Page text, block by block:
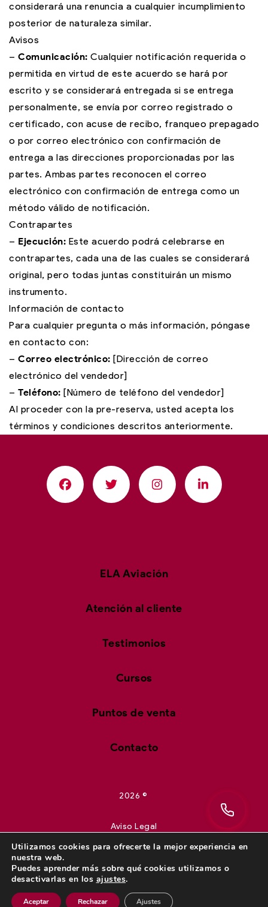
considerará una renuncia a cualquier incumplimiento
posterior de naturaleza similar.
Avisos
– Comunicación: Cualquier notificación requerida o
permitida en virtud de este acuerdo se hará por
escrito y se considerará entregada si se entrega
personalmente, se envía por correo registrado o
certificado, con acuse de recibo, franqueo prepagado
o por correo electrónico con confirmación de
entrega a las direcciones proporcionadas por las
partes. Ambas partes reconocen el correo
electrónico con confirmación de entrega como un
método válido de notificación.
Contrapartes
– Ejecución: Este acuerdo podrá celebrarse en
contrapartes, cada una de las cuales se considerará
original, pero todas juntas constituirán un mismo
instrumento.
Información de contacto
Para cualquier pregunta o más información, póngase
en contacto con:
– Correo electrónico: [Dirección de correo
electrónico del vendedor]
– Teléfono: [Número de teléfono del vendedor]
Al proceder con la pre-reserva, usted acepta los
términos y condiciones descritos anteriormente.
ELA Aviación
Atención al cliente
Testimonios
Cursos
Puntos de venta
Contacto
2026 ©
Aviso Legal
Utilizamos cookies para ofrecerte la mejor experiencia en
nuestra web.
Puedes aprender más sobre qué cookies utilizamos o
desactivarlas en los ajustes.
Aceptar Rechazar Ajustes